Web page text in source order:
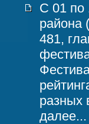
С 01 по
района
481,
разных
далее...